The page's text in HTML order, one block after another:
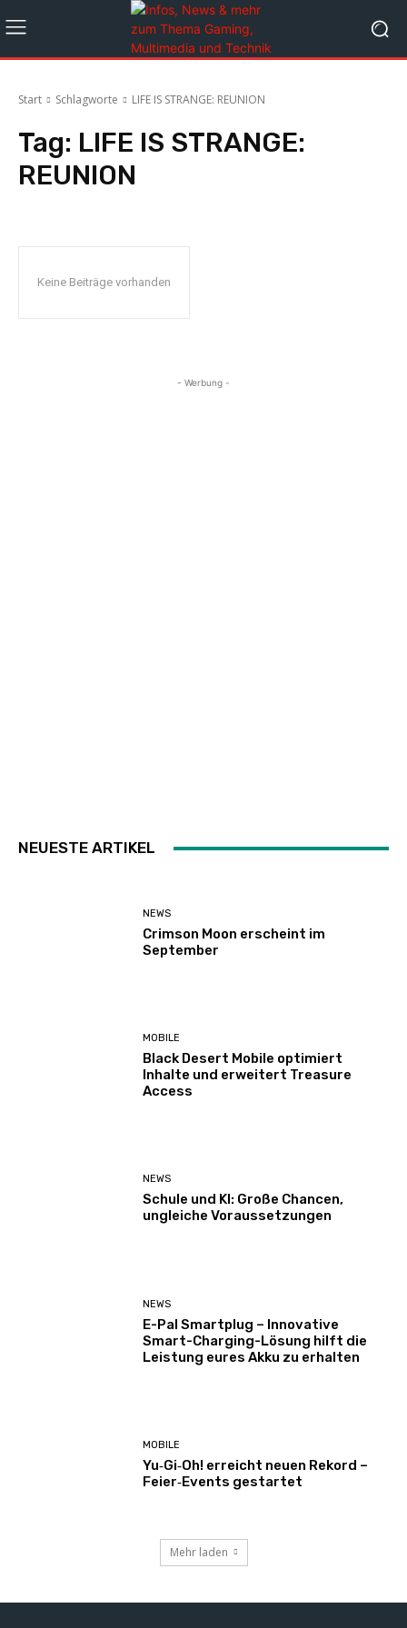
Start Schlagworte LIFE IS STRANGE: REUNION
Tag: LIFE IS STRANGE:
REUNION
Keine Beiträge vorhanden
- Werbung -
NEUESTE ARTIKEL
NEWS
Crimson Moon erscheint im
September
MOBILE
Black Desert Mobile optimiert
Inhalte und erweitert Treasure
Access
NEWS
Schule und KI: Große Chancen,
ungleiche Voraussetzungen
NEWS
E-Pal Smartplug – Innovative
Smart-Charging-Lösung hilft die
Leistung eures Akku zu erhalten
MOBILE
Yu‑Gi‑Oh! erreicht neuen Rekord –
Feier‑Events gestartet
Mehr laden